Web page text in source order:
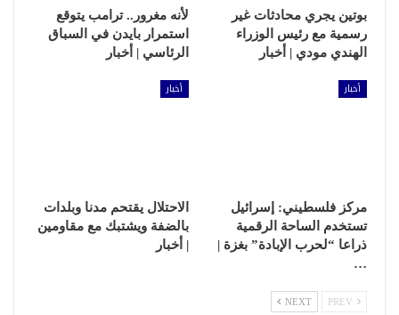
بوتين يجري محادثات غير
رسمية مع رئيس الوزراء
الهندي مودي | أخبار
لأنه مغرور.. ترامب يتوقع
استمرار بايدن في السباق
الرئاسي | أخبار
أخبار
مركز فلسطيني: إسرائيل
تستخدم الساحة الرقمية
ذراعا “لحرب الإبادة” بغزة |
…
أخبار
الاحتلال يقتحم مدنا وبلدات
بالضفة ويشتبك مع مقاومين
| أخبار
NEXT